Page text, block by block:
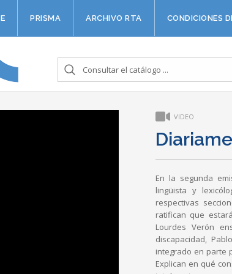
PRISMA ARCHIVO RTA CONDICIONES
VIDEO
En la segunda
lingüista y
respectivas
ratifican que
Lourdes Verón
discapacidad,
integrado en parte
Explican en qué